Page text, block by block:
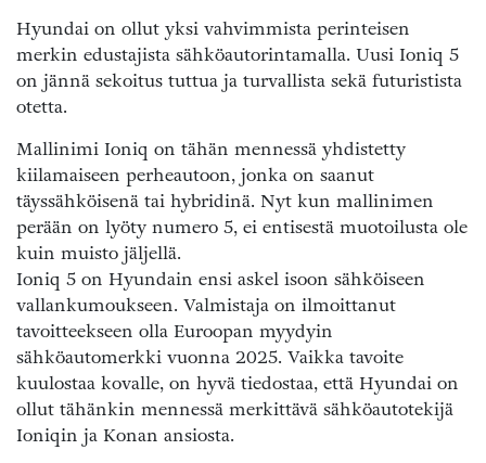
Hyundai on ollut yksi vahvimmista perinteisen
merkin edustajista sähköautorintamalla. Uusi Ioniq 5
on jännä sekoitus tuttua ja turvallista sekä futuristista
otetta.
Mallinimi Ioniq on tähän mennessä yhdistetty
kiilamaiseen perheautoon, jonka on saanut
täyssähköisenä tai hybridinä. Nyt kun mallinimen
perään on lyöty numero 5, ei entisestä muotoilusta ole
kuin muisto jäljellä.
Ioniq 5 on Hyundain ensi askel isoon sähköiseen
vallankumoukseen. Valmistaja on ilmoittanut
tavoitteekseen olla Euroopan myydyin
sähköautomerkki vuonna 2025. Vaikka tavoite
kuulostaa kovalle, on hyvä tiedostaa, että Hyundai on
ollut tähänkin mennessä merkittävä sähköautotekijä
Ioniqin ja Konan ansiosta.